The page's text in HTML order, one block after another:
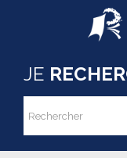
Aller au contenu principal
JE
Rechercher